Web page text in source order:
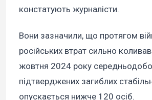
констатують журналісти.
Вони зазначили, що протягом
російських втрат сильно
жовтня 2024 року
підтверджених загиблих
опускається нижче 120 осіб.